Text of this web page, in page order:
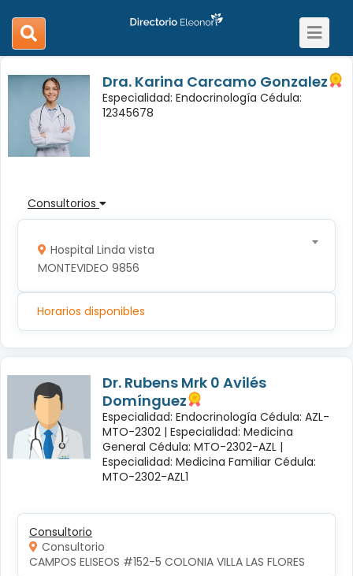
search
navigation
Toggle
Dra. Karina Carcamo Gonzalez
Especialidad: Endocrinología Cédula:
12345678
Consultorios
Hospital Linda vista
MONTEVIDEO 9856
Horarios disponibles
Dr. Rubens Mrk 0 Avilés
Domínguez
Especialidad: Endocrinología Cédula: AZL-
MTO-2302 | Especialidad: Medicina
General Cédula: MTO-2302-AZL |
Especialidad: Medicina Familiar Cédula:
MTO-2302-AZL1
Consultorio
Consultorio
CAMPOS ELISEOS #152-5 COLONIA VILLA LAS FLORES